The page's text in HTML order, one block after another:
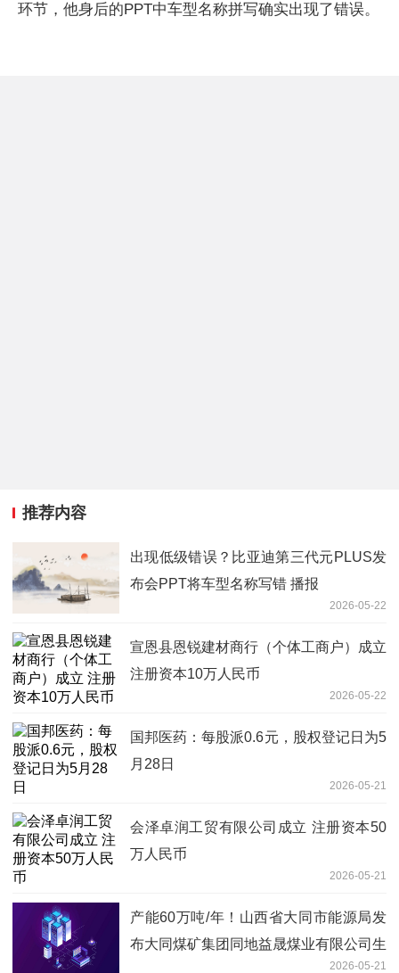
环节，他身后的PPT中车型名称拼写确实出现了错误。
推荐内容
出现低级错误？比亚迪第三代元PLUS发
布会PPT将车型名称写错 播报
2026-05-22
宣恩县恩锐建材商行（个体工商户）成立
注册资本10万人民币
2026-05-22
国邦医药：每股派0.6元，股权登记日为5
月28日
2026-05-21
会泽卓润工贸有限公司成立 注册资本50
万人民币
2026-05-21
产能60万吨/年！山西省大同市能源局发
布大同煤矿集团同地益晟煤业有限公司生
2026-05-21